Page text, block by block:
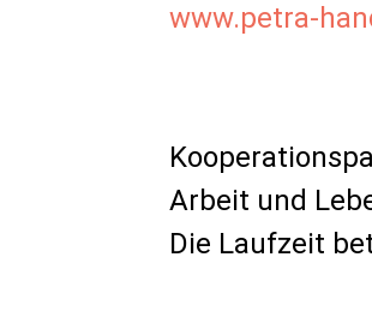
www.petra-
Arbeit und
Die Laufzeit